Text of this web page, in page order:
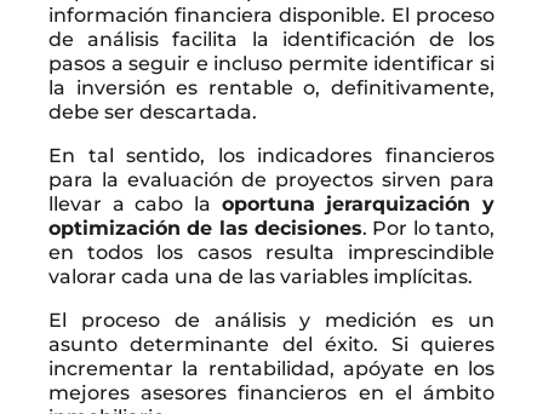
información financiera disponible. El proceso
de análisis facilita la identificación de los
pasos a seguir e incluso permite identificar si
la inversión es rentable o, definitivamente,
debe ser descartada.
En tal sentido, los indicadores financieros
para la evaluación de proyectos sirven para
llevar a cabo la oportuna jerarquización y
optimización de las decisiones. Por lo tanto,
en todos los casos resulta imprescindible
valorar cada una de las variables implícitas.
El proceso de análisis y medición es un
asunto determinante del éxito. Si quieres
incrementar la rentabilidad, apóyate en los
mejores asesores financieros en el ámbito